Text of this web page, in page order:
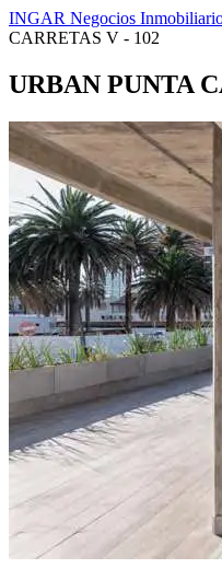
INGAR Negocios
CARRETAS V - 102
URBAN PUNTA